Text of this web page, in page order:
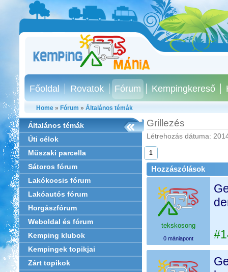
Főoldal Rovatok Fórum Kempingkereső
Home » Fórum » Általános témák
Általános témák
Úti célok
Műszaki parcella
Sátoros fórum
Lakókocsis fórum
Lakóautós fórum
Horgászfórum
Weboldal és fórum
Kemping klubok
Kempingek topikjai
Zárt topikok
Grillezés
Létrehozás dátuma:
1
Hozzászólások
tekskosong
0 mániapont